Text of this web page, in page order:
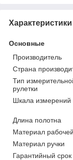
Характеристики
Основные
Производитель
Страна
Тип
рулетки
Шкала измерений
Длина полотна
Материал
Материал ручки
Гарантийный срок